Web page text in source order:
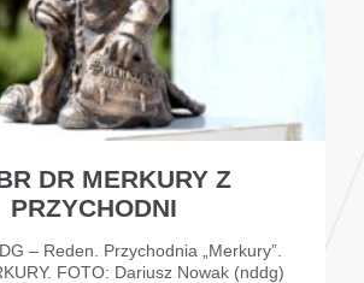
DR MERKURY Z
PRZYCHODNI
– Reden. Przychodnia „Merkury”.
FOTO: Dariusz Nowak (nddg)